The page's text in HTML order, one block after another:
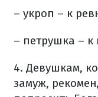
– укроп – к
– петрушка – к
4. Девушкам,
замуж,